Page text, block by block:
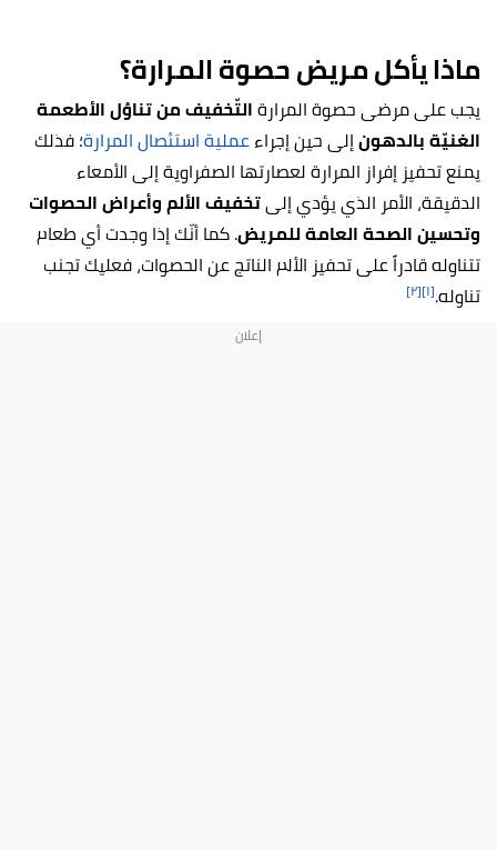
ماذا يأكل مريض حصوة المرارة؟
يجب على مرضى حصوة المرارةالتّخفيف من تناوُل الأطعمة
الغنيّة بالدهونإلى حين إجراءعملية استئصال المرارة؛ فذلك
يمنع تحفيز إفراز المرارة لعصارتها الصفراوية إلى الأمعاء
الدقيقة، الأمر الذي يؤدي إلىتخفيف الألم وأعراض الحصوات
وتحسين الصحة العامة للمريض. كما أنّك إذا وجدت أي طعام
تتناوله قادراً على تحفيز الألم الناتج عن الحصوات، فعليك تجنب
تناوله.[١] [٢]